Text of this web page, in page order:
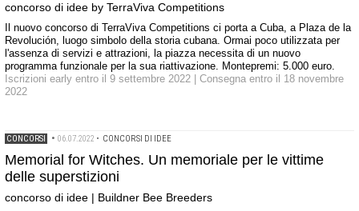
concorso di idee by TerraViva Competitions
Il nuovo concorso di TerraViva Competitions ci porta a Cuba, a Plaza de la
Revolución, luogo simbolo della storia cubana. Ormai poco utilizzata per
l'assenza di servizi e attrazioni, la piazza necessita di un nuovo
programma funzionale per la sua riattivazione. Montepremi: 5.000 euro.
Iscrizioni early entro il 9 settembre 2022 | Consegna entro il 18 novembre
2022
CONCORSI • 06.07.2022 • CONCORSI DI IDEE
Memorial for Witches. Un memoriale per le vittime
delle superstizioni
concorso di idee | Buildner Bee Breeders